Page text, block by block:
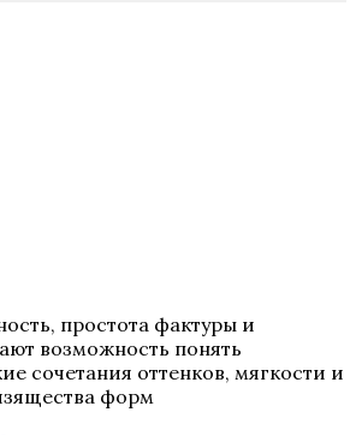
г. Встреча дизайнеров с
Васильевой (Rodecor, Санкт-
простота фактуры и
возможность понять
сочетания оттенков, мягкости и
форм